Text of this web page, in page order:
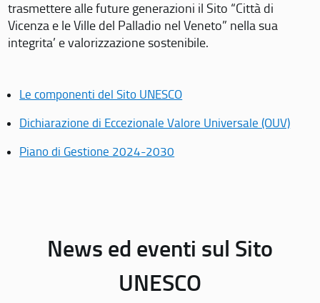
trasmettere alle future generazioni il Sito “Città di
Vicenza e le Ville del Palladio nel Veneto” nella sua
integrita’ e valorizzazione sostenibile.
Le componenti del Sito UNESCO
Dichiarazione di Eccezionale Valore Universale (OUV)
Piano di Gestione 2024-2030
News ed eventi sul Sito
UNESCO